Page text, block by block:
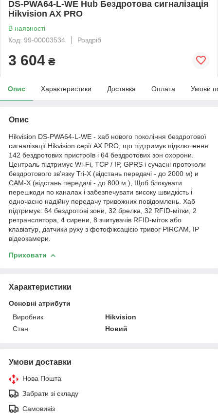
DS-PWA64-L-WE Hub Бездротова сигналізація
Hikvision AX PRO
В наявності
Код: 99-00003534
Роздріб
3 604 ₴
Опис Характеристики Доставка Оплата Умови
Опис
Hikvision DS-PWA64-L-WE - хаб нового покоління бездротової
сигналізації Hikvision серії AX PRO, що підтримує підключення
142 бездротових пристроїв і 64 бездротових зон охорони.
Централь підтримує Wi-Fi, TCP / IP, GPRS і сучасні протоколи
бездротового зв'язку Tri-X (відстань передачі - до 2000 м) и
CAM-X (відстань передачі - до 800 м.), Щоб блокувати
перешкоди по каналах і забезпечувати високу швидкість і
одночасно надійну передачу тривожних повідомлень. Хаб
підтримує: 64 бездротові зони, 32 брелка, 32 RFID-мітки, 2
ретранслятора, 4 сирени, 8 зчитувачів RFID-міток або
клавіатур, датчики руху з фотофіксацією тривог PIRCAM, IP
відеокамери.
Приховати
Характеристики
Основні атрибути
Виробник
Hikvision
Стан
Новий
Умови доставки
Нова Пошта
Забрати зі складу
Самовивіз